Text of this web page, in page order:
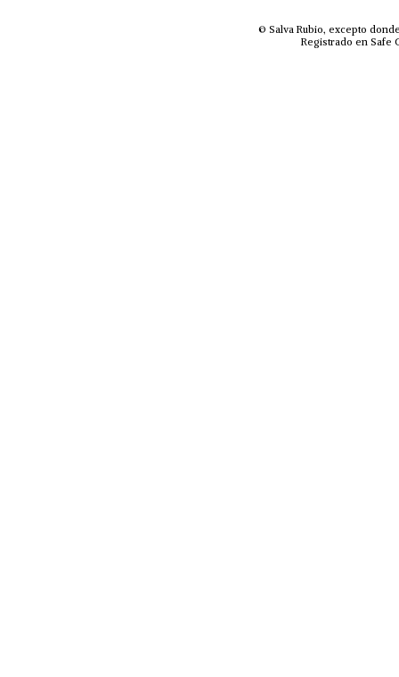
© Salva Rubio, excepto
Registrado en Safe